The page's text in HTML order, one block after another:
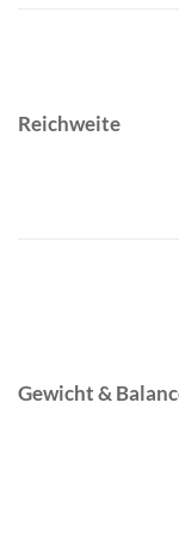
Reichweite
Gewicht &